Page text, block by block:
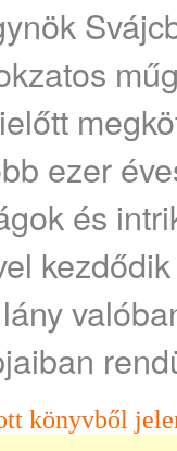
ezer
és
könyvből